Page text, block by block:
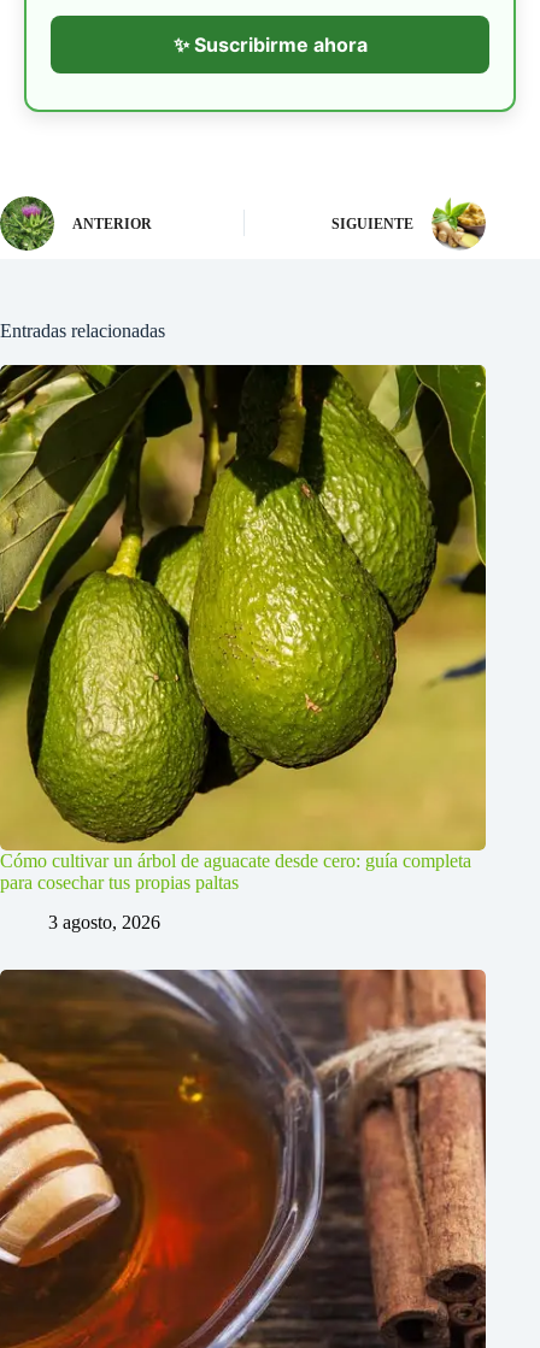
✨ Suscribirme ahora
ANTERIOR SIGUIENTE
Entradas relacionadas
Cómo cultivar un árbol de aguacate desde cero: guía completa
para cosechar tus propias paltas
3 agosto, 2026